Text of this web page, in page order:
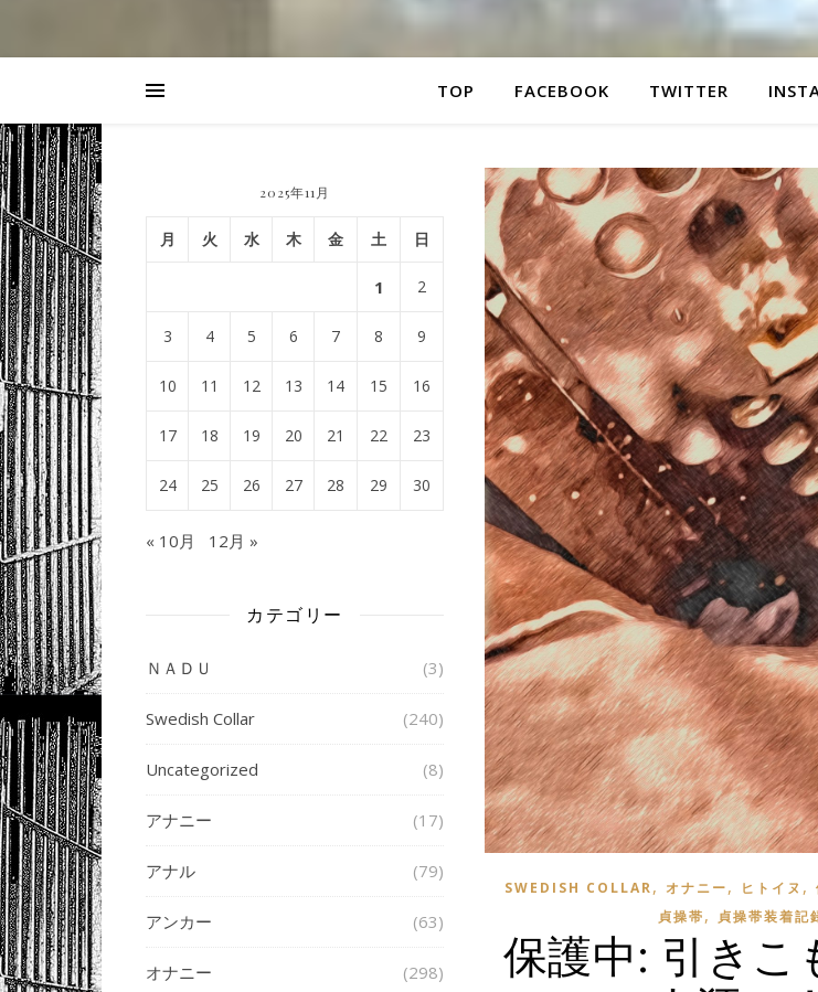
TOP FACEBOOK TWITTER
2025年11月
月 火 水 木 金 土 日
1 2
3 4 5 6 7 8 9
10 11 12 13 14 15 16
17 18 19 20 21 22 23
24 25 26 27 28 29 30
« 10月 12月 »
カテゴリー
ＮＡＤＵ (3)
Swedish Collar (240)
Uncategorized (8)
アナニー (17)
アナル (79)
アンカー (63)
オナニー (298)
SWEDISH COLLAR, オナニー, ヒトイヌ ,
貞操帯, 貞操帯装着記
保護中: 引きこ